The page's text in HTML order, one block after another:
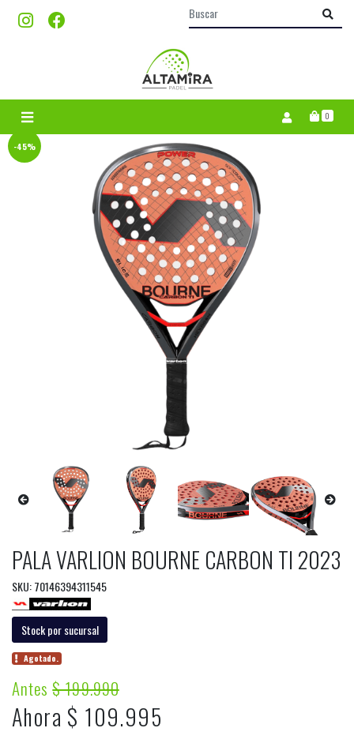
0
-45%
PALA VARLION BOURNE CARBON TI 2023
SKU: 70146394311545
Stock por sucursal
Agotado.
Antes$ 199.990
Ahora $ 109.995